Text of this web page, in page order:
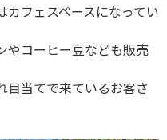
フェスペースになってい
やコーヒー豆なども販売
目当てで来ているお客さ